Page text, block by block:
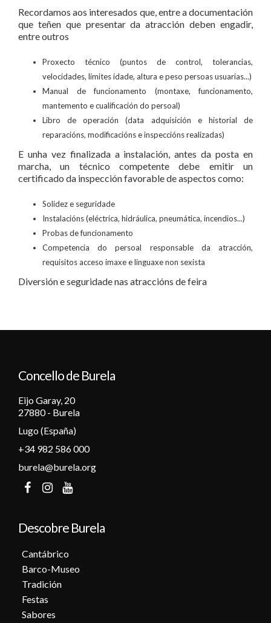
Recordamos aos interesados que, entre a documentación
que teñen que presentar da atracción deben engadir,
entre outros
Proxecto técnico (puntos de control, tolerancias,
velocidades, límites idade, altura e peso persoas usuarias...)
Manual de funcionamento (montaxe, funcionamento,
mantemento e cualificación do persoal)
Libro de operación (data adquisición e historial de
reparacións, modificacións e inspeccións realizadas)
E unha vez finalizada a instalación, antes da posta en
marcha, un técnico competente debe emitir un
certificado da inspección favorable de aspectos como:
Solidez e seguridade
Instalacións (eléctrica, hidráulica, pneumática, incendios...)
Probas de funcionamento
Competencia do persoal responsable da atracción,
requisitos acceso imaxe e linguaxe non sexista
Diversión e seguridade nas atraccións de feira
Concello de Burela
Eijo Garay, 20
27880 - Burela
Lugo (España)
+34 982 586 000
burela@burela.org
Descobre Burela
Cantábrico
Barco-Museo
Tradición
Festas
Sabores